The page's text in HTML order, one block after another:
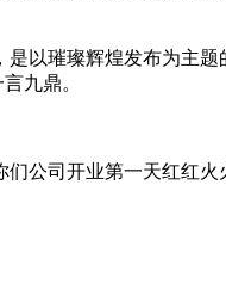
以璀璨辉煌发布为主
九鼎。
公司开业第一天红红